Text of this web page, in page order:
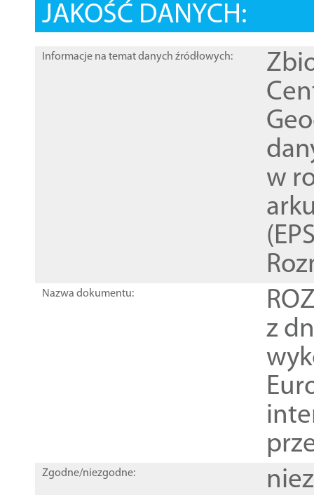
JAKOŚĆ DANYCH:
Informacje na temat danych źródłowych:
w
Nazwa dokumentu:
z
Zgodne/niezgodne: